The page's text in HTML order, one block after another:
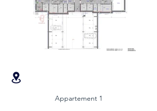
Appartement 1